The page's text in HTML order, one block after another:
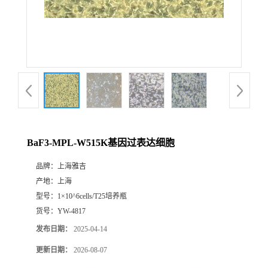
BaF3-MPL-W515K基因过表达细胞
品牌： 上海雅吉
产地： 上海
型号： 1×10^6cells/T25培养瓶
货号： YW-4817
发布日期： 2025-04-14
更新日期： 2026-08-07